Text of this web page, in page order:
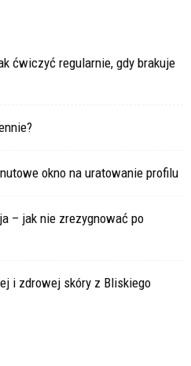
ćwiczyć regularnie, gdy brakuje
okno na uratowanie profilu
– jak nie zrezygnować po
i zdrowej skóry z Bliskiego